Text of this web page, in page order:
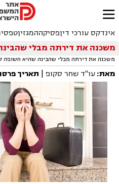

אינדקס עורכי דיןפסיקההמגזין
משכנה את דירתה מבלי
משכנה את דירתה מבלי שהבינה שהיא חשופה
מאת:עו"ד שחר סקופ | תאריך